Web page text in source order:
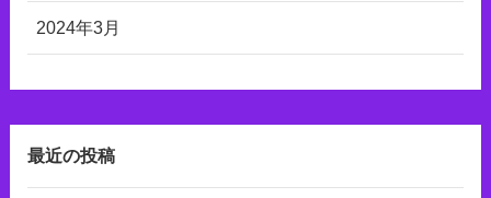
2024年3月
最近の投稿